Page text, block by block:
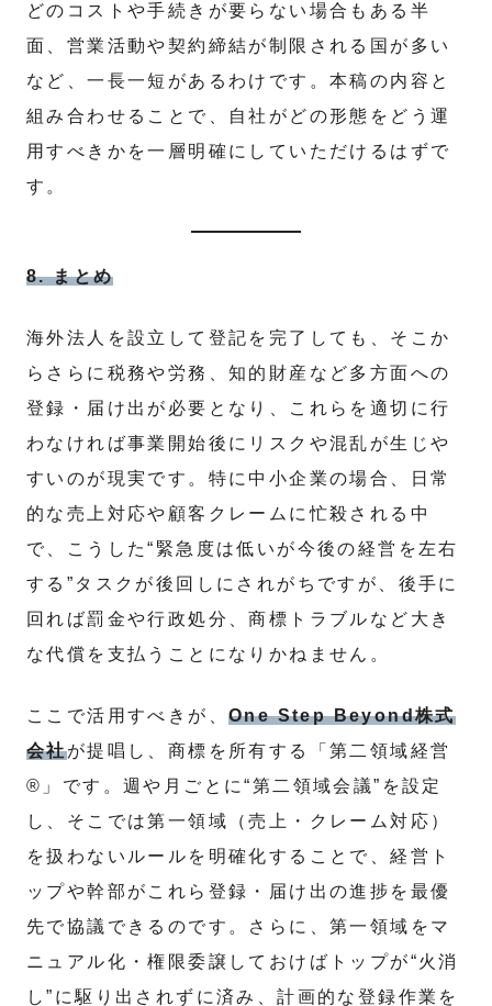
どのコストや手続きが要らない場合もある半
面、営業活動や契約締結が制限される国が多い
など、一長一短があるわけです。本稿の内容と
組み合わせることで、自社がどの形態をどう運
用すべきかを一層明確にしていただけるはずで
す。
8. まとめ
海外法人を設立して登記を完了しても、そこか
らさらに税務や労務、知的財産など多方面への
登録・届け出が必要となり、これらを適切に行
わなければ事業開始後にリスクや混乱が生じや
すいのが現実です。特に中小企業の場合、日常
的な売上対応や顧客クレームに忙殺される中
で、こうした“緊急度は低いが今後の経営を左右
する”タスクが後回しにされがちですが、後手に
回れば罰金や行政処分、商標トラブルなど大き
な代償を支払うことになりかねません。
ここで活用すべきが、 One Step Beyond株式
会社が提唱し、商標を所有する「第二領域経営
®」です。週や月ごとに“第二領域会議”を設定
し、そこでは第一領域（売上・クレーム対応）
を扱わないルールを明確化することで、経営ト
ップや幹部がこれら登録・届け出の進捗を最優
先で協議できるのです。さらに、第一領域をマ
ニュアル化・権限委譲しておけばトップが“火消
し”に駆り出されずに済み、計画的な登録作業を